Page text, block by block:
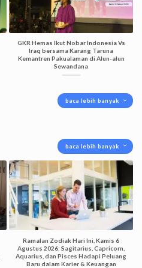
GKR Hemas Ikut Nobar Indonesia Vs
Iraq bersama Karang Taruna
Kemantren Pakualaman di Alun-alun
Sewandana
baca lebih banyak
baca lebih banyak
Ramalan Zodiak Hari Ini, Kamis 6
Agustus 2026: Sagitarius, Capricorn,
Aquarius, dan Pisces Hadapi Peluang
Baru dalam Karier & Keuangan